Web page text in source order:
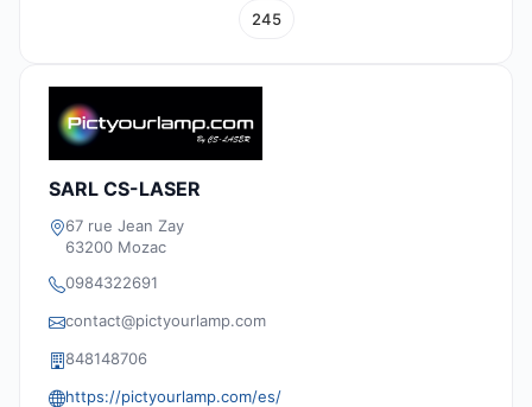
245
SARL CS-LASER
67 rue Jean Zay
63200 Mozac
0984322691
contact@pictyourlamp.com
848148706
https://pictyourlamp.com/es/